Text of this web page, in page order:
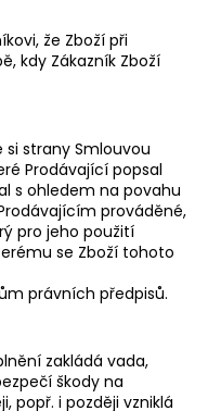
že Zboží při
kdy Zákazník Zboží
strany Smlouvou
Prodávající popsal
s ohledem na povahu
prováděné,
pro jeho použití
se Zboží tohoto
právních předpisů.
zakládá vada,
škody na
popř. i později vzniklá